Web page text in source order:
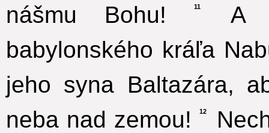
nášmu Bohu!
11
A
babylonského kráľa
jeho syna Baltazára,
neba nad zemou!
12